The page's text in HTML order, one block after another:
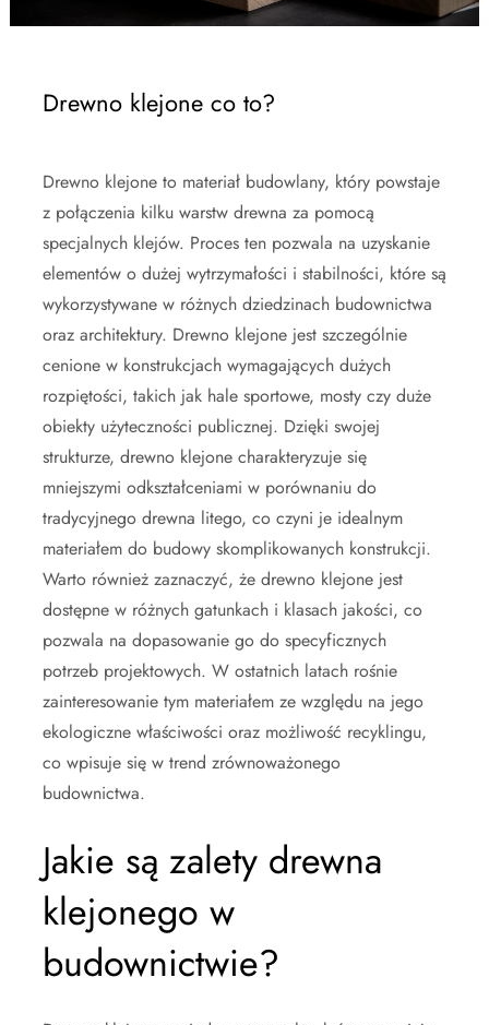
Drewno klejone co to?
Drewno klejone to materiał budowlany, który powstaje
z połączenia kilku warstw drewna za pomocą
specjalnych klejów. Proces ten pozwala na uzyskanie
elementów o dużej wytrzymałości i stabilności, które są
wykorzystywane w różnych dziedzinach budownictwa
oraz architektury. Drewno klejone jest szczególnie
cenione w konstrukcjach wymagających dużych
rozpiętości, takich jak hale sportowe, mosty czy duże
obiekty użyteczności publicznej. Dzięki swojej
strukturze, drewno klejone charakteryzuje się
mniejszymi odkształceniami w porównaniu do
tradycyjnego drewna litego, co czyni je idealnym
materiałem do budowy skomplikowanych konstrukcji.
Warto również zaznaczyć, że drewno klejone jest
dostępne w różnych gatunkach i klasach jakości, co
pozwala na dopasowanie go do specyficznych
potrzeb projektowych. W ostatnich latach rośnie
zainteresowanie tym materiałem ze względu na jego
ekologiczne właściwości oraz możliwość recyklingu,
co wpisuje się w trend zrównoważonego
budownictwa.
Jakie są zalety drewna
klejonego w
budownictwie?